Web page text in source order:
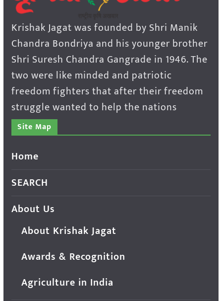
Krishak Jagat was founded by Shri Manik
Chandra Bondriya and his younger brother
Shri Suresh Chandra Gangrade in 1946. The
two were like minded and patriotic
freedom fighters that after their freedom
struggle wanted to help the nations
Site Map
Home
SEARCH
About Us
About Krishak Jagat
Awards & Recognition
Agriculture in India